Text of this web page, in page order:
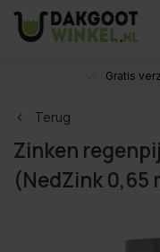
Gratis
Terug
Zinken
(NedZink 0,65